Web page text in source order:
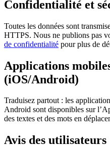
Confidentialité et
Toutes les données sont
HTTPS. Nous ne publions pas
de confidentialité pour plus de
Applications
(iOS/Android)
Traduisez partout : les
Android sont disponibles sur
des textes et des mots en
Avis des utilisateurs